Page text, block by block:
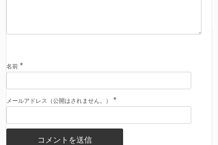
名前 *
メールアドレス（公開はされません。） *